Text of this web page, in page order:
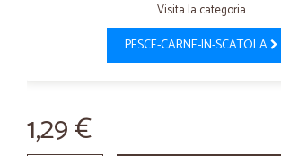
Visita la categoria
PESCE-CARNE-IN-SCATOLA
1,29 €